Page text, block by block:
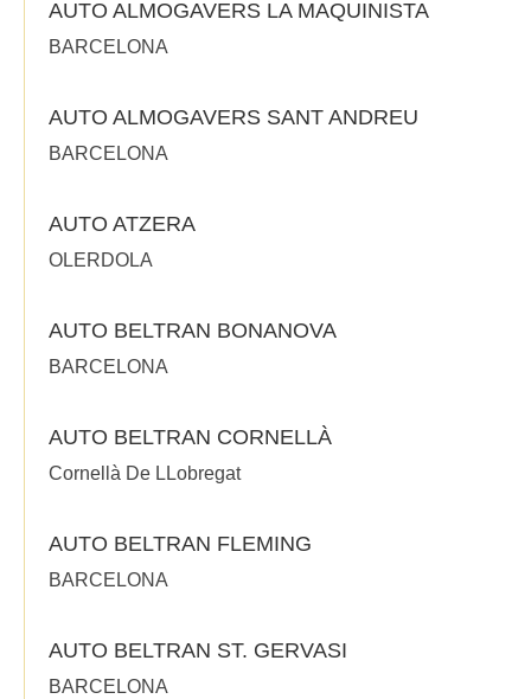
AUTO ALMOGAVERS LA MAQUINISTA
BARCELONA
AUTO ALMOGAVERS SANT ANDREU
BARCELONA
AUTO ATZERA
OLERDOLA
AUTO BELTRAN BONANOVA
BARCELONA
AUTO BELTRAN CORNELLÀ
Cornellà De LLobregat
AUTO BELTRAN FLEMING
BARCELONA
AUTO BELTRAN ST. GERVASI
BARCELONA